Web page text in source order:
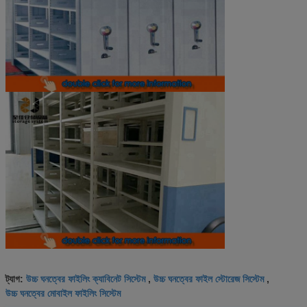
ট্যাগ: উচ্চ ঘনত্বের ফাইলিং ক্যাবিনেট সিস্টেম, উচ্চ ঘনত্বের ফাইল স্টোরেজ সিস্টেম,
উচ্চ ঘনত্বের মোবাইল ফাইলিং সিস্টেম